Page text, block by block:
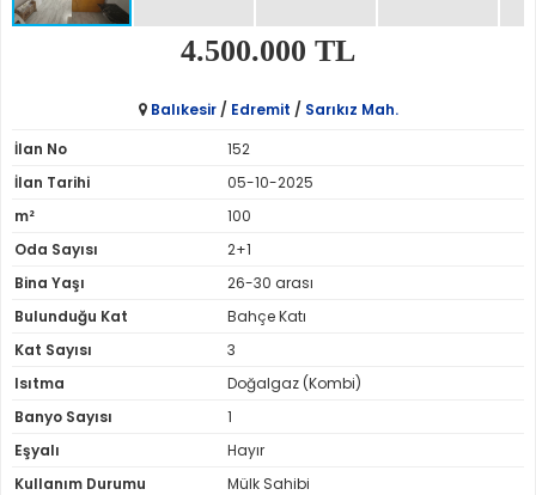
4.500.000 TL
Balıkesir/ Edremit / Sarıkız Mah.
İlan No
152
İlan Tarihi
05-10-2025
m²
100
Oda Sayısı
2+1
Bina Yaşı
26-30 arası
Bulunduğu Kat
Bahçe Katı
Kat Sayısı
3
Isıtma
Doğalgaz (Kombi)
Banyo Sayısı
1
Eşyalı
Hayır
Kullanım Durumu
Mülk Sahibi